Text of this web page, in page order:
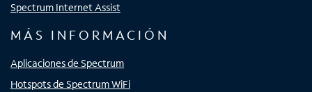
Spectrum Internet Assist
MÁS INFORMACIÓN
Aplicaciones de Spectrum
Hotspots de Spectrum WiFi